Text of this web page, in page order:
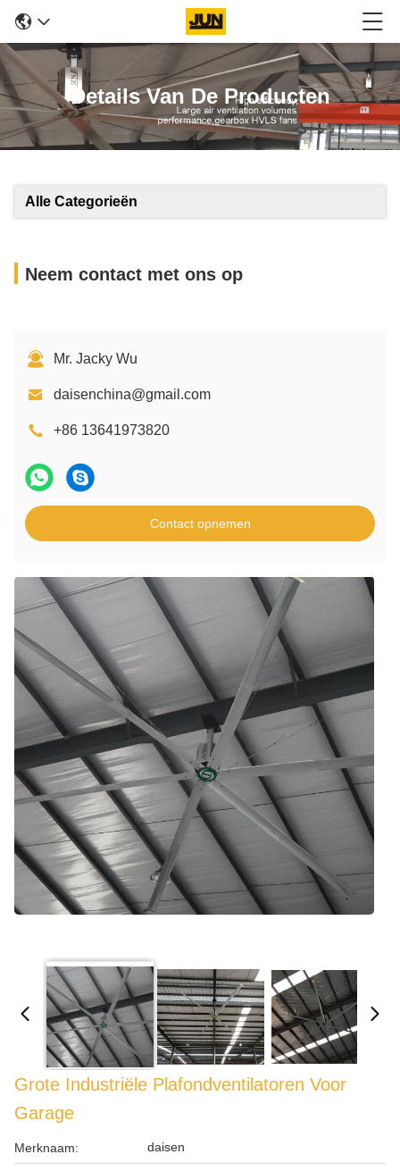
Details Van De Producten
Alle Categorieën
Neem contact met ons op
Mr. Jacky Wu
daisenchina@gmail.com
+86 13641973820
Contact opnemen
Grote Industriële Plafondventilatoren Voor
Garage
Merknaam: daisen